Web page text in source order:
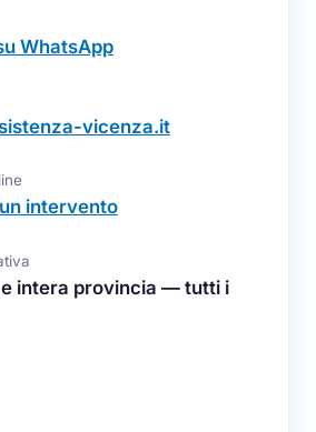
WhatsApp
vicenza.it
intervento
intera provincia — tutti i